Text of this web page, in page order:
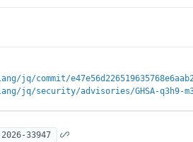
jq/commit/
jq/security/advisories/GHSA-q3h9-
2026-33947